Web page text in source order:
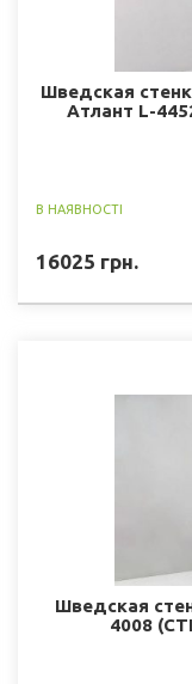
Шведская
Атлант L-
В НАЯВНОСТІ
16025 грн.
Шведская
4008